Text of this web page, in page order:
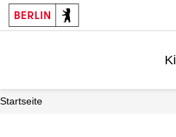
Startseite